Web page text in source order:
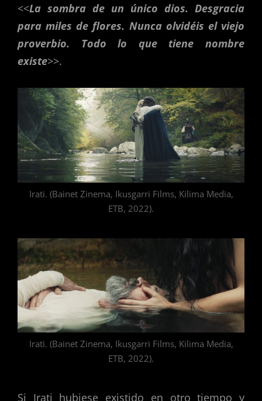
<<La sombra de un único dios. Desgracia
para miles de flores. Nunca olvidéis el viejo
proverbio. Todo lo que tiene nombre
existe>>.
Irati. (Bainet Zinema, Ikusgarri Films, Kilima Media,
ETB, 2022).
Irati. (Bainet Zinema, Ikusgarri Films, Kilima Media,
ETB, 2022).
Si Irati hubiese existido en otro tiempo y